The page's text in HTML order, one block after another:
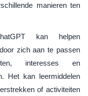
manieren ten
kan helpen
zich aan te passen
interesses en
Het kan leermiddelen
of activiteiten